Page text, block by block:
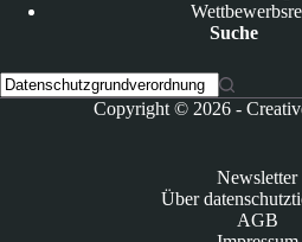
Suche
Copyright © 2026 -
Newsletter
Über
AGB